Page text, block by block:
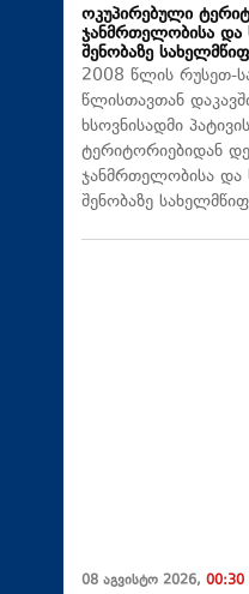
ოკუპირებული
ჯანმრთელობისა და
შენობაზე
2008 წლის რუსეთ-
წლისთავთან
ხსოვნისადმი
ტერიტორიებიდან
ჯანმრთელობისა და
შენობაზე
08 აგვისტო 2026, 00:30